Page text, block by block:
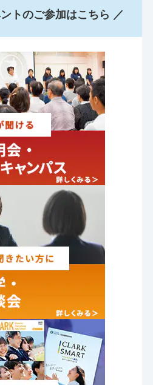
トのご参加はこちら ／